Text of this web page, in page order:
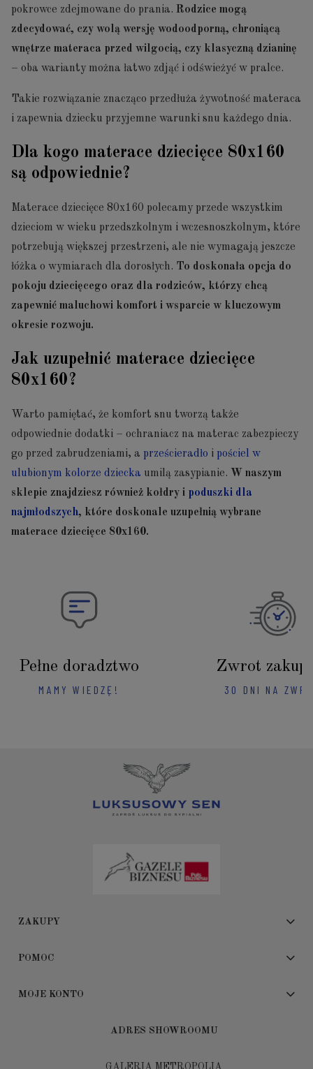
pokrowce zdejmowane do prania. Rodzice mogą
zdecydować, czy wolą wersję wodoodporną, chroniącą
wnętrze materaca przed wilgocią, czy klasyczną dzianinę
– oba warianty można łatwo zdjąć i odświeżyć w pralce.
Takie rozwiązanie znacząco przedłuża żywotność materaca
i zapewnia dziecku przyjemne warunki snu każdego dnia.
Dla kogo materace dziecięce 80x160
są odpowiednie?
Materace dziecięce 80x160 polecamy przede wszystkim
dzieciom w wieku przedszkolnym i wczesnoszkolnym, które
potrzebują większej przestrzeni, ale nie wymagają jeszcze
łóżka o wymiarach dla dorosłych. To doskonała opcja do
pokoju dziecięcego oraz dla rodziców, którzy chcą
zapewnić maluchowi komfort i wsparcie w kluczowym
okresie rozwoju.
Jak uzupełnić materace dziecięce
80x160?
Warto pamiętać, że komfort snu tworzą także
odpowiednie dodatki – ochraniacz na materac zabezpieczy
go przed zabrudzeniami, a prześcieradło i pościel w
ulubionym kolorze dziecka umilą zasypianie. W naszym
sklepie znajdziesz również kołdry i poduszki dla
najmłodszych, które doskonale uzupełnią wybrane
materace dziecięce 80x160.
Pełne doradztwo
MAMY WIEDZĘ!
Zwrot
30 DNI NA
ZAKUPY
POMOC
MOJE KONTO
ADRES SHOWROOMU
GALERIA METROPOLIA